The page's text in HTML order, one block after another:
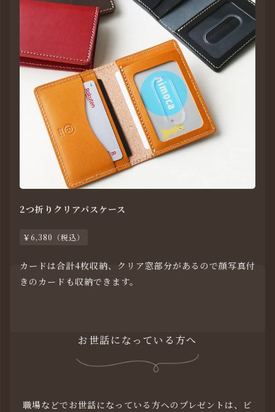
2つ折りクリアパスケース
￥6,380（税込）
カードは合計4枚収納、クリア窓部分があるので顔写真付
きのカードも収納できます。
お世話になっている方へ
職場などでお世話になっている方へのプレゼントは、 ビ